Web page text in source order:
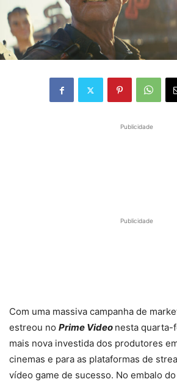
Publicidade
Publicidade
Com uma massiva campanha de
estreou no Prime Video nesta quarta-
mais nova investida dos produtores
cinemas e para as plataformas de
vídeo game de sucesso. No embalo